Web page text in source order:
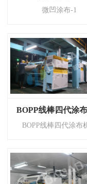
微凹涂布-1
BOPP线棒四代涂
BOPP线棒四代涂布